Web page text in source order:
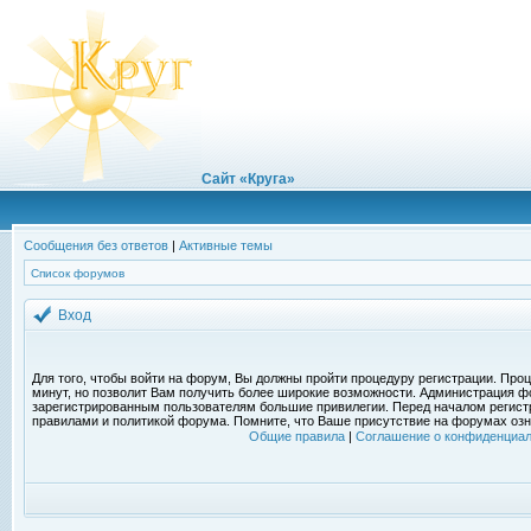
Сайт «Круга»
Сообщения без ответов | Активные темы
Список форумов
Вход
Для того, чтобы войти на форум, Вы должны пройти процедуру регистрации.
минут, но позволит Вам получить более широкие возможности. Администрация
зарегистрированным пользователям большие привилегии. Перед началом
правилами и политикой форума. Помните, что Ваше присутствие на форумах
Общие правила| Соглашение о